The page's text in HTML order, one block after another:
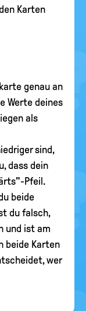
Karten
genau an
Werte deines
als
sind,
dass dein
Pfeil.
beide
du falsch,
und ist am
beide Karten
wer